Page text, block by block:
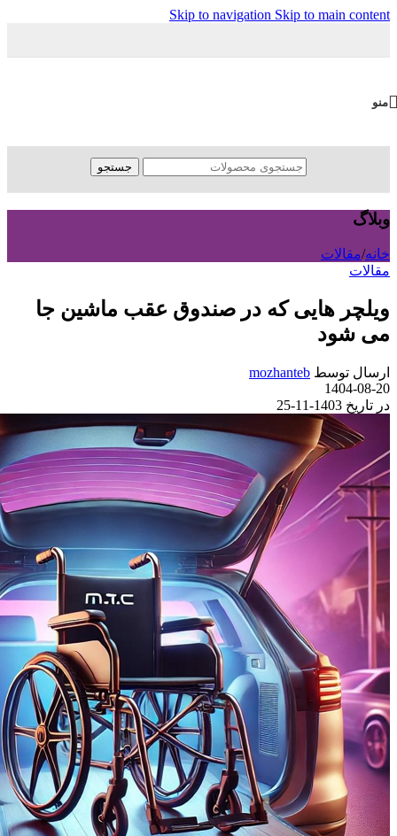
Skip to navigation Skip to main content
منو
جستجو
وبلاگ
خانه/مقالات
مقالات
ویلچر هایی که در صندوق عقب ماشین جا
می شود
ارسال توسط mozhanteb
1404-08-20
در تاریخ 1403-11-25